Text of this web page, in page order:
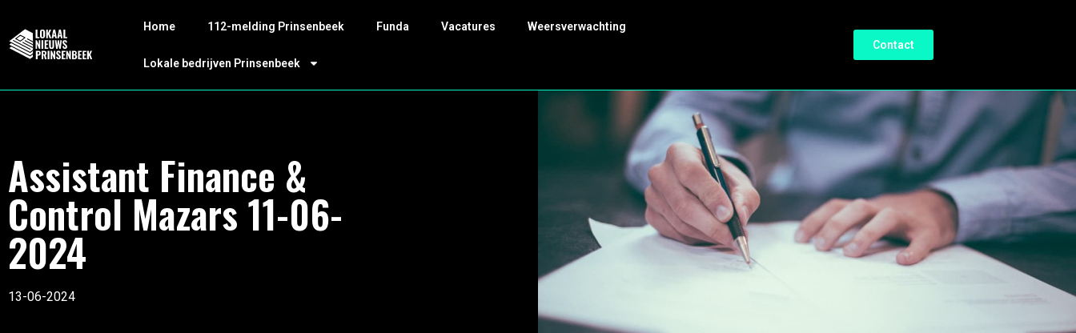
Home 112-melding Prinsenbeek Funda Vacatures Weersverwachting
Lokale bedrijven Prinsenbeek
Contact
Assistant Finance &
Control Mazars 11-06-
2024
13-06-2024